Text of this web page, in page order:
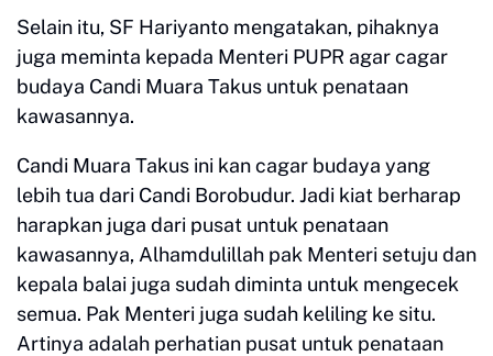
Selain itu, SF Hariyanto mengatakan, pihaknya
juga meminta kepada Menteri PUPR agar cagar
budaya Candi Muara Takus untuk penataan
kawasannya.
Candi Muara Takus ini kan cagar budaya yang
lebih tua dari Candi Borobudur. Jadi kiat berharap
harapkan juga dari pusat untuk penataan
kawasannya, Alhamdulillah pak Menteri setuju dan
kepala balai juga sudah diminta untuk mengecek
semua. Pak Menteri juga sudah keliling ke situ.
Artinya adalah perhatian pusat untuk penataan